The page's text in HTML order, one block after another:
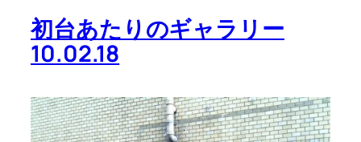
初台あたりのギャラリー
10.02.18